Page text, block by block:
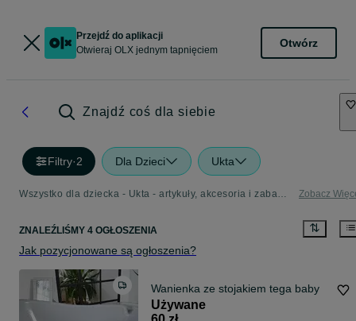
Przejdź do aplikacji
Otwieraj OLX jednym tapnięciem
Otwórz
Znajdź coś dla siebie
Filtry·2 Dla Dzieci Ukta
Wszystko dla dziecka - Ukta - artykuły, akcesoria i zabawki dla dzieci w Twojej okolicy Zobacz
ZNALEŹLIŚMY 4 OGŁOSZENIA
Jak pozycjonowane są ogłoszenia?
Wanienka ze stojakiem tega baby
Używane